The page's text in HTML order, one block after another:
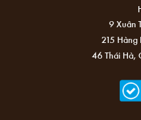
9 Xuân
215 Hàng
46 Thái Hà,